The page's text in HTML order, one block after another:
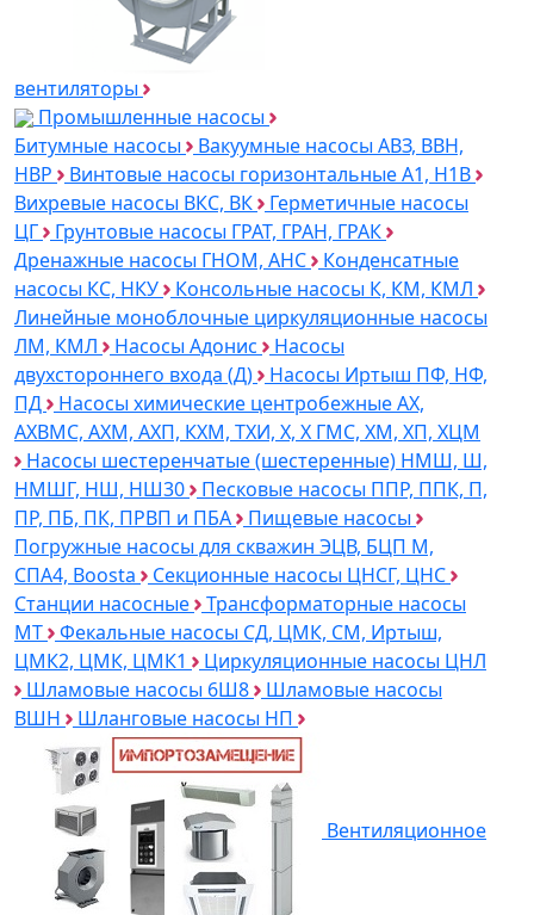
вентиляторы
Промышленные насосы
Битумные насосы
Вакуумные насосы АВЗ, ВВН,
НВР
Винтовые насосы горизонтальные А1, Н1В
Вихревые насосы ВКС, ВК
Герметичные насосы
ЦГ
Грунтовые насосы ГРАТ, ГРАН, ГРАК
Дренажные насосы ГНОМ, АНС
Конденсатные
насосы КС, НКУ
Консольные насосы К, КМ, КМЛ
Линейные моноблочные циркуляционные насосы
ЛМ, КМЛ
Насосы Адонис
Насосы
двухстороннего входа (Д)
Насосы Иртыш ПФ, НФ,
ПД
Насосы химические центробежные АХ,
АХВМС, АХМ, АХП, КХМ, ТХИ, Х, Х ГМС, ХМ, ХП, ХЦМ
Насосы шестеренчатые (шестеренные) НМШ, Ш,
НМШГ, НШ, НШ30
Песковые насосы ППР, ППК, П,
ПР, ПБ, ПК, ПРВП и ПБА
Пищевые насосы
Погружные насосы для скважин ЭЦВ, БЦП М,
СПА4, Boosta
Секционные насосы ЦНСГ, ЦНС
Станции насосные
Трансформаторные насосы
МТ
Фекальные насосы СД, ЦМК, СМ, Иртыш,
ЦМК2, ЦМК, ЦМК1
Циркуляционные насосы ЦНЛ
Шламовые насосы 6Ш8
Шламовые насосы
ВШН
Шланговые насосы НП
Вентиляционное